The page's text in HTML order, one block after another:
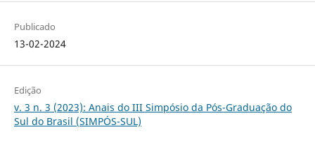
Publicado
13-02-2024
Edição
v. 3 n. 3 (2023): Anais do III Simpósio da Pós-Graduação do
Sul do Brasil (SIMPÓS-SUL)